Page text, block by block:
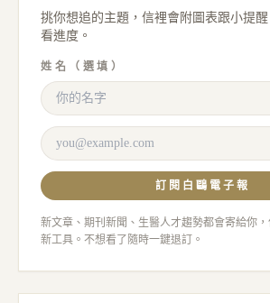
挑你想追的主題，信裡會附圖表跟小提
看進度。
姓名（選填）
訂閱白鷗電子報
新文章、期刊新聞、生醫人才趨勢都會寄給你
新工具。不想看了隨時一鍵退訂。